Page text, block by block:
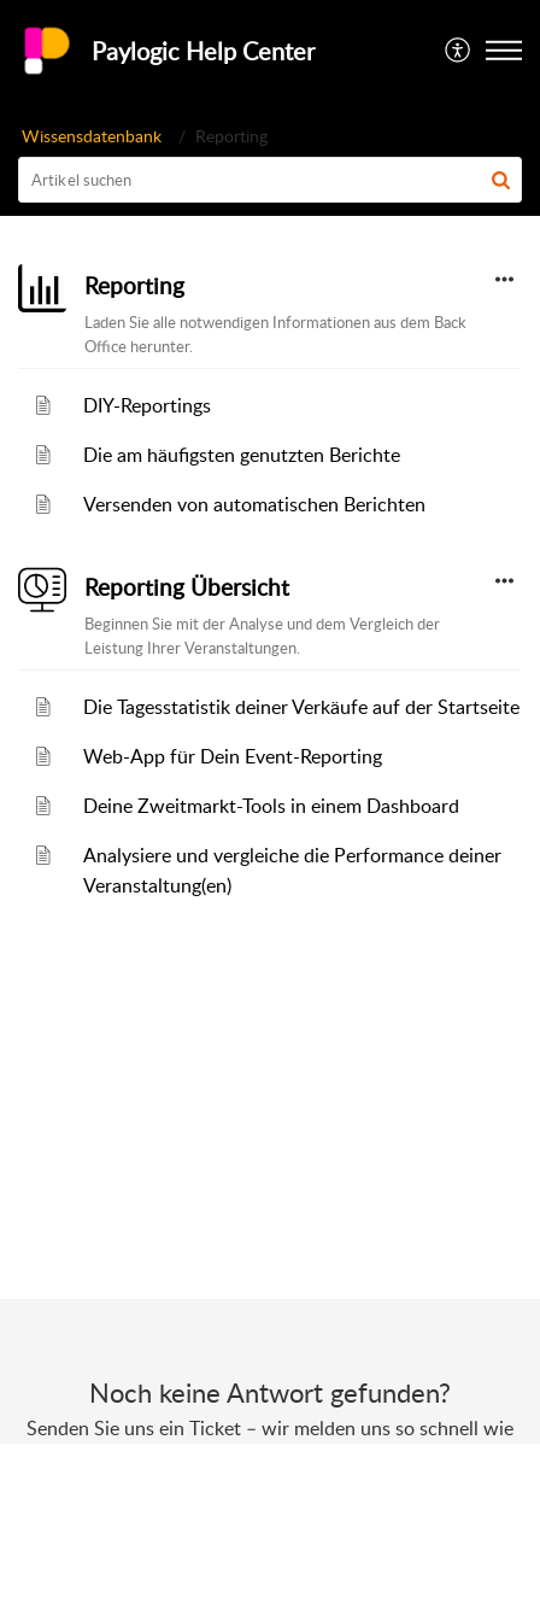
Paylogic Help Center
Wissensdatenbank Reporting
Reporting
Laden Sie alle notwendigen Informationen aus dem Back
Office herunter.
DIY-Reportings
Die am häufigsten genutzten Berichte
Versenden von automatischen Berichten
Reporting Übersicht
Beginnen Sie mit der Analyse und dem Vergleich der
Leistung Ihrer Veranstaltungen.
Die Tagesstatistik deiner Verkäufe auf der Startseite
Web-App für Dein Event-Reporting
Deine Zweitmarkt-Tools in einem Dashboard
Analysiere und vergleiche die Performance deiner
Veranstaltung(en)
Noch keine Antwort gefunden?
Senden Sie uns ein Ticket – wir melden uns so schnell wie